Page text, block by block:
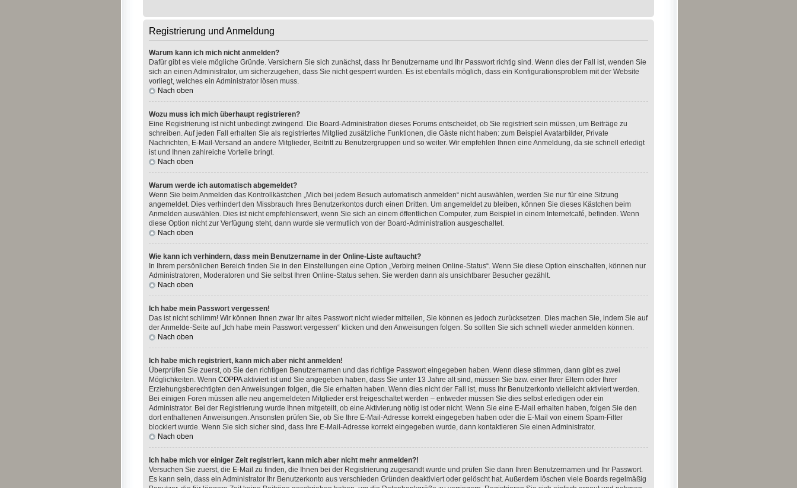
Registrierung und Anmeldung
Warum kann ich mich nicht anmelden?
Dafür gibt es viele mögliche Gründe. Versichern Sie sich zunächst, dass Ihr Benutzername und Ihr Passwort richtig sind. Wenn dies der Fall ist, wenden Sie
sich an einen Administrator, um sicherzugehen, dass Sie nicht gesperrt wurden. Es ist ebenfalls möglich, dass ein Konfigurationsproblem mit der Website
vorliegt, welches ein Administrator lösen muss.
Nach oben
Wozu muss ich mich überhaupt registrieren?
Eine Registrierung ist nicht unbedingt zwingend. Die Board-Administration dieses Forums entscheidet, ob Sie registriert sein müssen, um Beiträge zu
schreiben. Auf jeden Fall erhalten Sie als registriertes Mitglied zusätzliche Funktionen, die Gäste nicht haben: zum Beispiel Avatarbilder, Private
Nachrichten, E-Mail-Versand an andere Mitglieder, Beitritt zu Benutzergruppen und so weiter. Wir empfehlen Ihnen eine Anmeldung, da sie schnell erledigt
ist und Ihnen zahlreiche Vorteile bringt.
Nach oben
Warum werde ich automatisch abgemeldet?
Wenn Sie beim Anmelden das Kontrollkästchen „Mich bei jedem Besuch automatisch anmelden“ nicht auswählen, werden Sie nur für eine Sitzung
angemeldet. Dies verhindert den Missbrauch Ihres Benutzerkontos durch einen Dritten. Um angemeldet zu bleiben, können Sie dieses Kästchen beim
Anmelden auswählen. Dies ist nicht empfehlenswert, wenn Sie sich an einem öffentlichen Computer, zum Beispiel in einem Internetcafé, befinden. Wenn
diese Option nicht zur Verfügung steht, dann wurde sie vermutlich von der Board-Administration ausgeschaltet.
Nach oben
Wie kann ich verhindern, dass mein Benutzername in der Online-Liste auftaucht?
In Ihrem persönlichen Bereich finden Sie in den Einstellungen eine Option „Verbirg meinen Online-Status“. Wenn Sie diese Option einschalten, können nur
Administratoren, Moderatoren und Sie selbst Ihren Online-Status sehen. Sie werden dann als unsichtbarer Besucher gezählt.
Nach oben
Ich habe mein Passwort vergessen!
Das ist nicht schlimm! Wir können Ihnen zwar Ihr altes Passwort nicht wieder mitteilen, Sie können es jedoch zurücksetzen. Dies machen Sie, indem Sie auf
der Anmelde-Seite auf „Ich habe mein Passwort vergessen“ klicken und den Anweisungen folgen. So sollten Sie sich schnell wieder anmelden können.
Nach oben
Ich habe mich registriert, kann mich aber nicht anmelden!
Überprüfen Sie zuerst, ob Sie den richtigen Benutzernamen und das richtige Passwort eingegeben haben. Wenn diese stimmen, dann gibt es zwei
Möglichkeiten. Wenn COPPAaktiviert ist und Sie angegeben haben, dass Sie unter 13 Jahre alt sind, müssen Sie bzw. einer Ihrer Eltern oder Ihrer
Erziehungsberechtigten den Anweisungen folgen, die Sie erhalten haben. Wenn dies nicht der Fall ist, muss Ihr Benutzerkonto vielleicht aktiviert werden.
Bei einigen Foren müssen alle neu angemeldeten Mitglieder erst freigeschaltet werden – entweder müssen Sie dies selbst erledigen oder ein
Administrator. Bei der Registrierung wurde Ihnen mitgeteilt, ob eine Aktivierung nötig ist oder nicht. Wenn Sie eine E-Mail erhalten haben, folgen Sie den
dort enthaltenen Anweisungen. Ansonsten prüfen Sie, ob Sie Ihre E-Mail-Adresse korrekt eingegeben haben oder die E-Mail von einem Spam-Filter
blockiert wurde. Wenn Sie sich sicher sind, dass Ihre E-Mail-Adresse korrekt eingegeben wurde, dann kontaktieren Sie einen Administrator.
Nach oben
Ich habe mich vor einiger Zeit registriert, kann mich aber nicht mehr anmelden?!
Versuchen Sie zuerst, die E-Mail zu finden, die Ihnen bei der Registrierung zugesandt wurde und prüfen Sie dann Ihren Benutzernamen und Ihr Passwort.
Es kann sein, dass ein Administrator Ihr Benutzerkonto aus verschieden Gründen deaktiviert oder gelöscht hat. Außerdem löschen viele Boards regelmäßig